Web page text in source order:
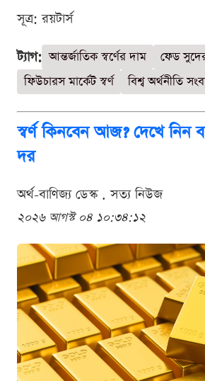
সূত্র: রয়টার্স
ট্যাগ: আন্তর্জাতিক স্বর্ণের দাম
ফেড
ফিউচারস মার্কেট স্বর্ণ
বিশ্ব অর্থনীতি
স্বর্ণ কিনবেন আজ? দেখে নিন
দর
অর্থ-বাণিজ্য ডেস্ক . সত্য নিউজ
২০২৬ আগস্ট ০৪ ১০:৩৪:১২